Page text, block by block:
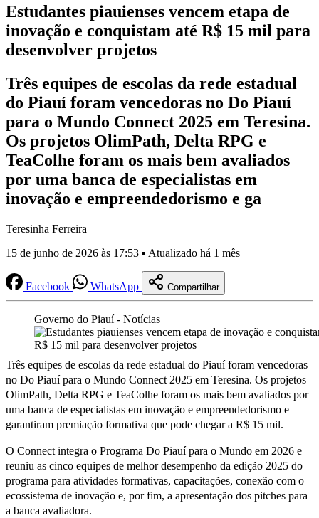
Estudantes piauienses vencem etapa de
inovação e conquistam até R$ 15 mil para
desenvolver projetos
Três equipes de escolas da rede estadual
do Piauí foram vencedoras no Do Piauí
para o Mundo Connect 2025 em Teresina.
Os projetos OlimPath, Delta RPG e
TeaColhe foram os mais bem avaliados
por uma banca de especialistas em
inovação e empreendedorismo e ga
Teresinha Ferreira
15 de junho de 2026 às 17:53 ▪ Atualizado há 1 mês
Facebook WhatsApp Compartilhar
Governo do Piauí - Notícias
Três equipes de escolas da rede estadual do Piauí foram vencedoras
no Do Piauí para o Mundo Connect 2025 em Teresina. Os projetos
OlimPath, Delta RPG e TeaColhe foram os mais bem avaliados por
uma banca de especialistas em inovação e empreendedorismo e
garantiram premiação formativa que pode chegar a R$ 15 mil.
O Connect integra o Programa Do Piauí para o Mundo em 2026 e
reuniu as cinco equipes de melhor desempenho da edição 2025 do
programa para atividades formativas, capacitações, conexão com o
ecossistema de inovação e, por fim, a apresentação dos pitches para
a banca avaliadora.